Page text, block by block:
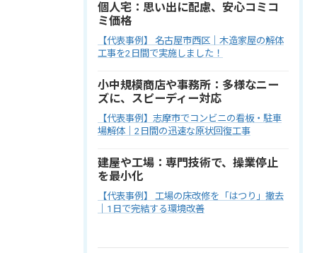
個人宅：思い出に配慮、安心コミコ
ミ価格
【代表事例】 名古屋市西区｜木造家屋の解体
工事を2日間で実施しました！
小中規模商店や事務所：多様なニー
ズに、スピーディー対応
【代表事例】志摩市でコンビニの看板・駐車
場解体｜2日間の迅速な原状回復工事
建屋や工場：専門技術で、操業停止
を最小化
【代表事例】 工場の床改修を「はつり」撤去
｜1日で完結する環境改善